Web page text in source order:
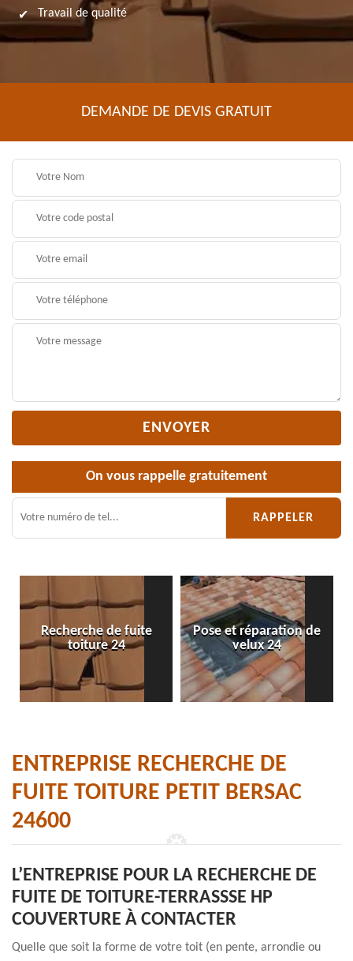
Travail de qualité
DEMANDE DE DEVIS GRATUIT
On vous rappelle gratuitement
Recherche de fuite
toiture 24
Pose et réparation de
velux 24
ENTREPRISE RECHERCHE DE
FUITE TOITURE PETIT BERSAC
24600
L’ENTREPRISE POUR LA RECHERCHE DE
FUITE DE TOITURE-TERRASSSE HP
COUVERTURE À CONTACTER
Quelle que soit la forme de votre toit (en pente, arrondie ou